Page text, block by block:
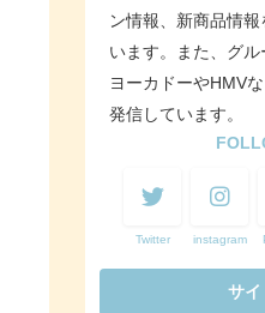
ン情報、新商品情
います。また、グ
ヨーカドーやHMV
発信しています。
Twitter instagram